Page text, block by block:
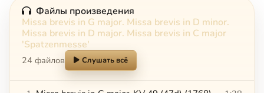
Файлы произведения
Missa brevis in G major. Missa brevis in D minor.
Missa brevis in D major. Missa brevis in C major
'Spatzenmesse'
24 файлов Слушать всё